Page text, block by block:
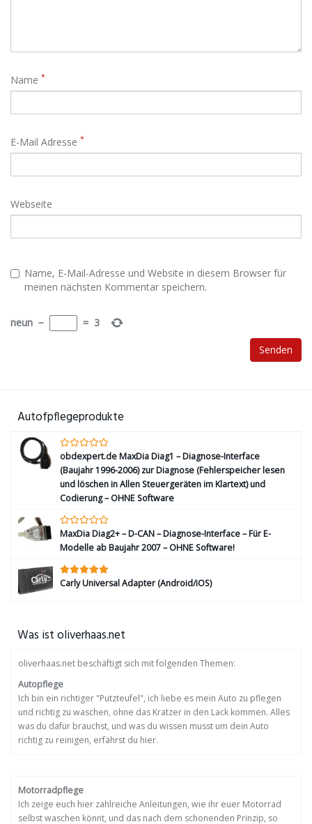
Name *
E-Mail Adresse *
Webseite
Name, E-Mail-Adresse und Website in diesem Browser für
meinen nächsten Kommentar speichern.
neun − = 3
Autofpflegeprodukte
obdexpert.de MaxDia Diag1 – Diagnose-Interface
(Baujahr 1996-2006) zur Diagnose (Fehlerspeicher lesen
und löschen in Allen Steuergeräten im Klartext) und
Codierung – OHNE Software
MaxDia Diag2+ – D-CAN – Diagnose-Interface – Für E-
Modelle ab Baujahr 2007 – OHNE Software!
Carly Universal Adapter (Android/iOS)
Was ist oliverhaas.net
oliverhaas.net beschäftigt sich mit folgenden Themen:
Autopflege
Ich bin ein richtiger "Putzteufel", ich liebe es mein Auto zu pflegen
und richtig zu waschen, ohne das Kratzer in den Lack kommen. Alles
was du dafür brauchst, und was du wissen musst um dein Auto
richtig zu reinigen, erfährst du hier.
Motorradpflege
Ich zeige euch hier zahlreiche Anleitungen, wie ihr euer Motorrad
selbst waschen könnt, und das nach dem schonenden Prinzip, so